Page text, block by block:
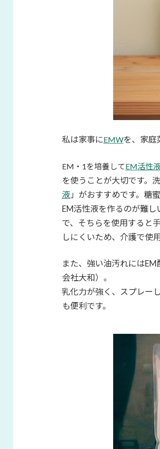
私は家事にEMWを、家庭
EM・1を培養してEM活性液
を使うことが大切です。
液 」がおすすめです。糖
EM活性液を作るのが難
で、そちらを使用すると
しにくいため、介護で使
また、強い油汚れには
会社大和）。
乳化力が強く、スプレー
も便利です。